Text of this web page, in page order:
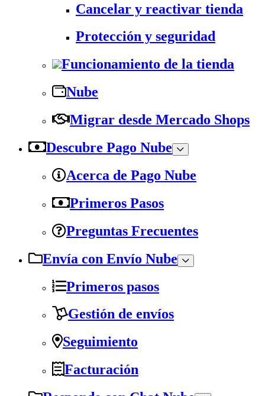
Cancelar y reactivar tienda
Protección y seguridad
Funcionamiento de la tienda
Nube
Migrar desde Mercado Shops
Descubre Pago Nube
Acerca de Pago Nube
Primeros Pasos
Preguntas Frecuentes
Envía con Envío Nube
Primeros pasos
Gestión de envíos
Seguimiento
Facturación